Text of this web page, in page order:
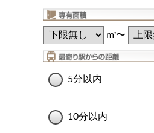
m2〜
5分以内
10分以内